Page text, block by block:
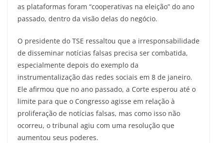
as plataformas foram “cooperativas na eleição” do ano
passado, dentro da visão delas do negócio.
O presidente do TSE ressaltou que a irresponsabilidade
de disseminar notícias falsas precisa ser combatida,
especialmente depois do exemplo da
instrumentalização das redes sociais em 8 de janeiro.
Ele afirmou que no ano passado, a Corte esperou até o
limite para que o Congresso agisse em relação à
proliferação de notícias falsas, mas como isso não
ocorreu, o tribunal agiu com uma resolução que
aumentou seus poderes.